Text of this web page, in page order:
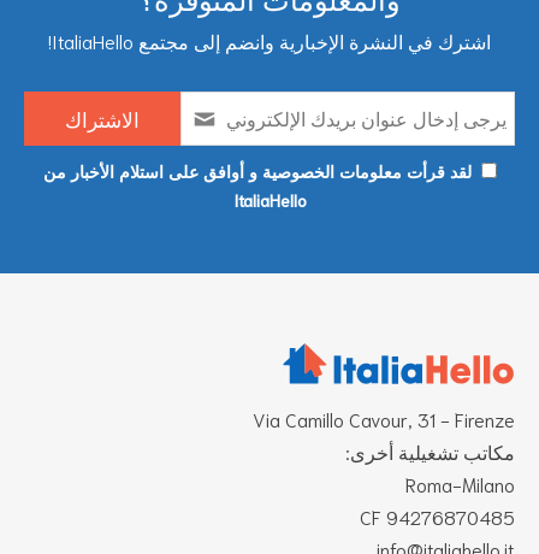
اشترك في النشرة الإخبارية وانضم إلى مجتمع ItaliaHello!
لقد قرأت معلومات الخصوصية و أوافق على استلام الأخبار من
ItaliaHello
Via Camillo Cavour, 31 -
تشغيلية أخرى:
Roma-
CF